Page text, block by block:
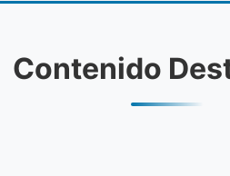
Contenido